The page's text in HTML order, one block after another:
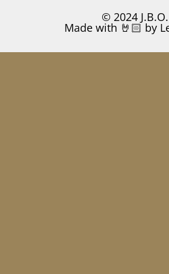
© 2024 J.B.O.
Made with 🤘🏻 by